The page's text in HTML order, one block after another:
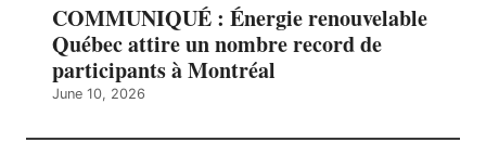
COMMUNIQUÉ : Énergie renouvelable
Québec attire un nombre record de
participants à Montréal
June 10, 2026